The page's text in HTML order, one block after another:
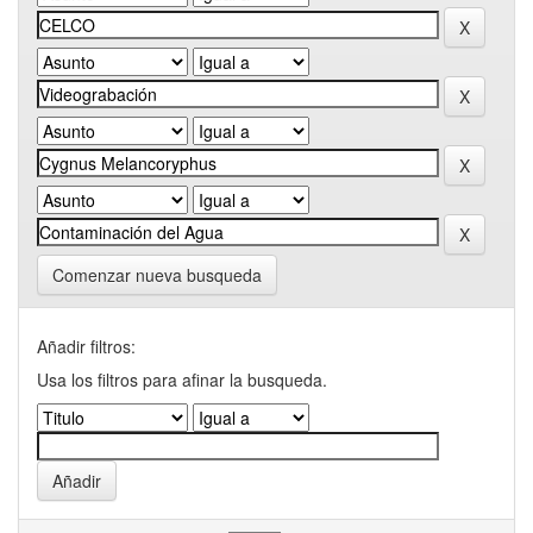
Comenzar nueva busqueda
Añadir filtros:
Usa los filtros para afinar la busqueda.